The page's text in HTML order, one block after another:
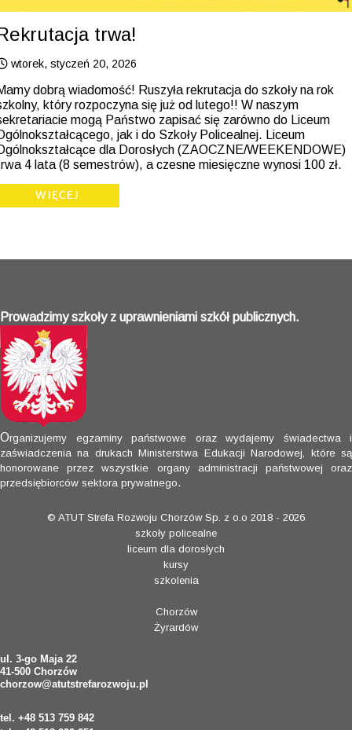
trwa!
wtorek, styczeń 20, 2026
dobrą wiadomość! Ruszyła rekrutacja do szkoły na rok
który rozpoczyna się już od lutego!! W naszym
mogą Państwo zapisać się zarówno do Liceum
jak i do Szkoły Policealnej. Liceum
dla Dorosłych (ZAOCZNE/WEEKENDOWE)
4 lata (8 semestrów), a czesne miesięczne wynosi 100 zł.
WIĘCEJ
Prowadzimy szkoły z uprawnieniami szkół publicznych.
Organizujemy egzaminy państwowe oraz wydajemy świadectwa i
zaświadczenia na drukach Ministerstwa Edukacji Narodowej, które są
honorowane przez wszystkie organy administracji państwowej oraz
przedsiębiorców sektora prywatnego.
© ATUT Strefa Rozwoju Chorzów Sp. z o.o 2018 - 2026
szkoły policealne
liceum dla dorosłych
kursy
szkolenia
Chorzów
Żyrardów
ul. 3-go Maja 22
41-500 Chorzów
chorzow@atutstrefarozwoju.pl
tel. +48 513 759 842